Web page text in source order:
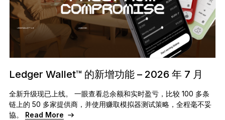
全方位卓越品质
Ledger Flex
独一份定制
全新色彩
Ledger Wallet™ 的新增功能 – 2026 年 7 月
全新升级现已上线。 一眼查看总余额和实时盈亏，比较 100 多条
链上的 50 多家提供商，并使用赚取模拟器测试策略，全程毫不妥
協。 Read More